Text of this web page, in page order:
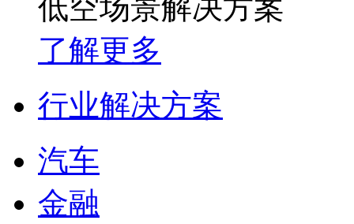
低空场景解决方案
了解更多
行业解决方案
汽车
金融